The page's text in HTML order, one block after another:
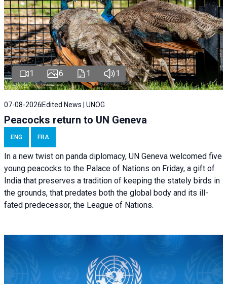
1 6 1 1
07-08-2026 Edited News | UNOG
Peacocks return to UN Geneva
ENG FRA
In a new twist on panda diplomacy, UN Geneva welcomed five
young peacocks to the Palace of Nations on Friday, a gift of
India that preserves a tradition of keeping the stately birds in
the grounds, that predates both the global body and its ill-
fated predecessor, the League of Nations.